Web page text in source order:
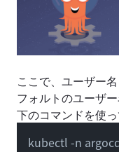
ここで、ユーザー
フォルトのユーザ
下のコマンドを使っ
kubectl -n